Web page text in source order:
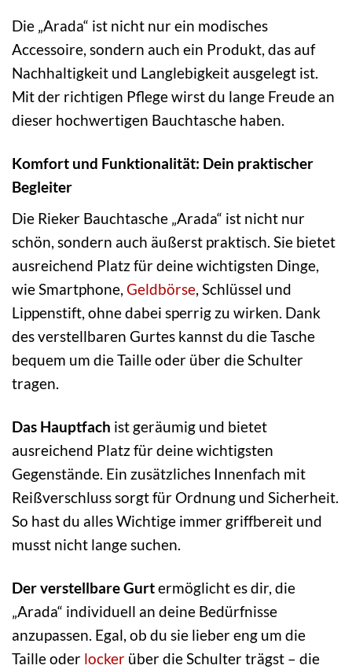
Die „Arada“ ist nicht nur ein modisches
Accessoire, sondern auch ein Produkt, das auf
Nachhaltigkeit und Langlebigkeit ausgelegt ist.
Mit der richtigen Pflege wirst du lange Freude an
dieser hochwertigen Bauchtasche haben.
Komfort und Funktionalität: Dein praktischer
Begleiter
Die Rieker Bauchtasche „Arada“ ist nicht nur
schön, sondern auch äußerst praktisch. Sie bietet
ausreichend Platz für deine wichtigsten Dinge,
wie Smartphone, Geldbörse, Schlüssel und
Lippenstift, ohne dabei sperrig zu wirken. Dank
des verstellbaren Gurtes kannst du die Tasche
bequem um die Taille oder über die Schulter
tragen.
Das Hauptfach ist geräumig und bietet
ausreichend Platz für deine wichtigsten
Gegenstände. Ein zusätzliches Innenfach mit
Reißverschluss sorgt für Ordnung und Sicherheit.
So hast du alles Wichtige immer griffbereit und
musst nicht lange suchen.
Der verstellbare Gurtermöglicht es dir, die
„Arada“ individuell an deine Bedürfnisse
anzupassen. Egal, ob du sie lieber eng um die
Taille oder locker über die Schulter trägst – die